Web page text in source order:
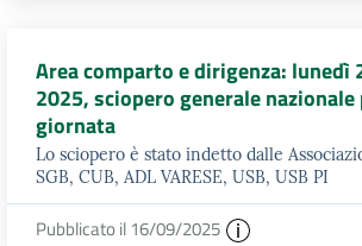
Area comparto e dirigenza: lunedì
2025, sciopero generale
giornata
Lo sciopero è stato indetto dalle
SGB, CUB, ADL VARESE, USB, USB PI
Pubblicato il 16/09/2025